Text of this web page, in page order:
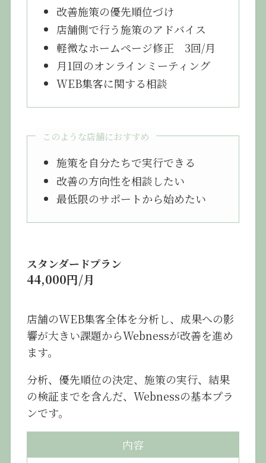
改善施策の優先順位づけ
店舗側で行う施策のアドバイス
軽微なホームページ修正 3回/月
月1回のオンラインミーティング
WEB集客に関する相談
このような店舗におすすめ
施策を自分たちで実行できる
改善の方向性を相談したい
最低限のサポートから始めたい
スタンダードプラン
44,000円/月
店舗のWEB集客全体を分析し、成果への影
響が大きい課題からWebnessが改善を進め
ます。
分析、優先順位の決定、施策の実行、結果
の検証までを含んだ、Webnessの基本プラ
ンです。
内容